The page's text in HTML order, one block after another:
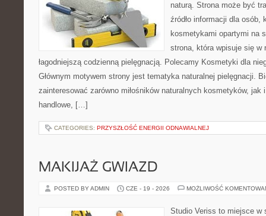
naturą. Strona może być
źródło informacji dla osób,
kosmetykami opartymi na
strona, która wpisuje się w
łagodniejszą codzienną pielęgnacją. Polecamy Kosmetyki dla
Głównym motywem strony jest tematyka naturalnej pielęgnacji.
zainteresować zarówno miłośników naturalnych kosmetyków, jak
handlowe, […]
CATEGORIES: PRZYSZŁOŚĆ ENERGII ODNAWIALNEJ
MAKIJAŻ GWIAZD
POSTED BY ADMIN CZE - 19 - 2026 MOŻLIWOŚĆ
Studio Veriss to miejsce w